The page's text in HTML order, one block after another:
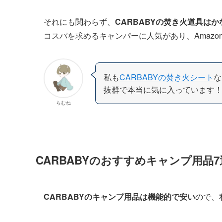
それにも関わらず、 CARBABYの焚き火道具はか
コスパを求めるキャンパーに人気があり、
らむね
私もCARBABYの焚き火シート
抜群で本当に気に入っています！
CARBABYのおすすめキャンプ用品
CARBABYのキャンプ用品は機能的で安いので、